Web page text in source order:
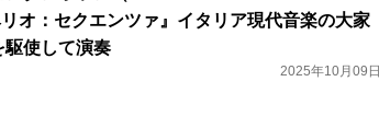
オ：セクエンツァ』イタリア現代音楽の大家
駆使して演奏
2025年10月09日